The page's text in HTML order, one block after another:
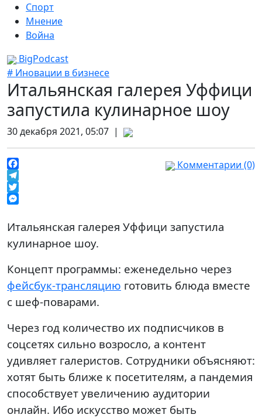
Спорт
Мнение
Война
BigPodcast
# Иновации в бизнесе
Итальянская галерея Уффици
запустила кулинарное шоу
30 декабря 2021, 05:07 |
Facebook
Telegram
Twitter
Комментарии (0)
Итальянская галерея Уффици запустила
кулинарное шоу.
Концепт программы: еженедельно через
фейсбук-трансляцию готовить блюда вместе
с шеф-поварами.
Через год количество их подписчиков в
соцсетях сильно возросло, а контент
удивляет галеристов. Сотрудники объясняют:
хотят быть ближе к посетителям, а пандемия
способствует увеличению аудитории
онлайн. Ибо искусство может быть